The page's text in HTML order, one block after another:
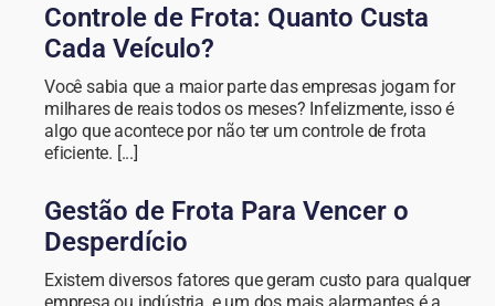
Controle de Frota: Quanto Custa
Cada Veículo?
Você sabia que a maior parte das empresas jogam for
milhares de reais todos os meses? Infelizmente, isso é
algo que acontece por não ter um controle de frota
eficiente. [...]
Gestão de Frota Para Vencer o
Desperdício
Existem diversos fatores que geram custo para qualquer